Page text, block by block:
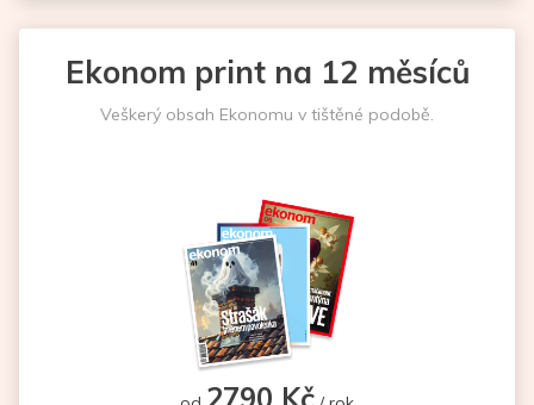
Ekonom print na 12 měsíců
Veškerý obsah Ekonomu v tištěné podobě.